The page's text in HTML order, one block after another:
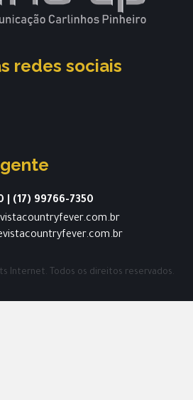
redes sociais
(17) 99766-7350
Internet. Todos os direitos reservados.